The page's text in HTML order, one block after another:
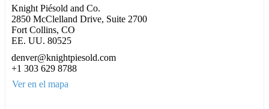
Knight Piésold and Co.
2850 McClelland Drive, Suite 2700
Fort Collins, CO
EE. UU. 80525
denver@knightpiesold.com
+1 303 629 8788
Ver en el mapa